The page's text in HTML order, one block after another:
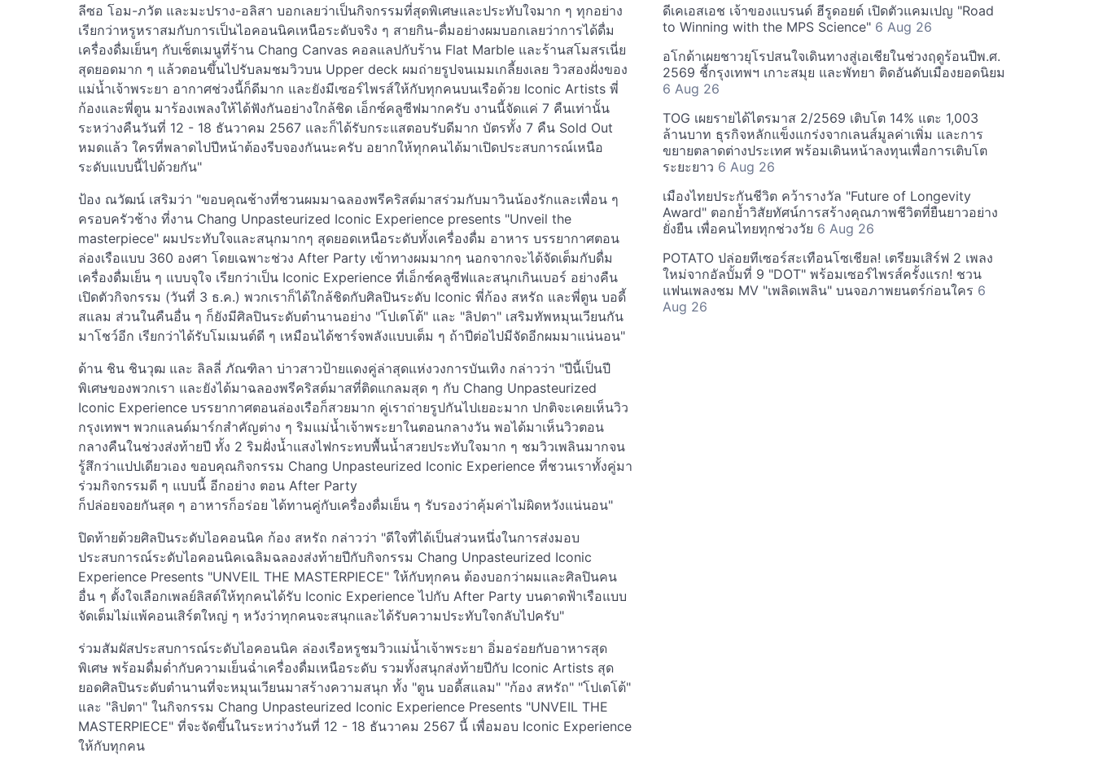
ลีซอ โอม-ภวัต และมะปราง-อลิสา บอกเลยว่าเป็นกิจกรรมที่สุดพิเศษและประทับใจมาก ๆ ทุกอย่าง
เรียกว่าหรูหราสมกับการเป็นไอคอนนิคเหนือระดับจริง ๆ สายกิน-ดื่มอย่างผมบอกเลยว่าการได้ดื่ม
เครื่องดื่มเย็นๆ กับเซ็ตเมนูที่ร้าน Chang Canvas คอลแลปกับร้าน Flat Marble และร้านสโมสรเนี่ย
สุดยอดมาก ๆ แล้วตอนขึ้นไปรับลมชมวิวบน Upper deck ผมถ่ายรูปจนเมมเกลี้ยงเลย วิวสองฝั่งของ
แม่น้ำเจ้าพระยา อากาศช่วงนี้ก็ดีมาก และยังมีเซอร์ไพรส์ให้กับทุกคนบนเรือด้วย Iconic Artists พี่
ก้องและพี่ตูน มาร้องเพลงให้ได้ฟังกันอย่างใกล้ชิด เอ็กซ์คลูซีฟมากครับ งานนี้จัดแค่ 7 คืนเท่านั้น
ระหว่างคืนวันที่ 12 - 18 ธันวาคม 2567 และก็ได้รับกระแสตอบรับดีมาก บัตรทั้ง 7 คืน Sold Out
หมดแล้ว ใครที่พลาดไปปีหน้าต้องรีบจองกันนะครับ อยากให้ทุกคนได้มาเปิดประสบการณ์เหนือ
ระดับแบบนี้ไปด้วยกัน"
ป้อง ณวัฒน์ เสริมว่า "ขอบคุณช้างที่ชวนผมมาฉลองพรีคริสต์มาสร่วมกับมาวินน้องรักและเพื่อน ๆ
ครอบครัวช้าง ที่งาน Chang Unpasteurized Iconic Experience presents "Unveil the
masterpiece" ผมประทับใจและสนุกมากๆ สุดยอดเหนือระดับทั้งเครื่องดื่ม อาหาร บรรยากาศตอน
ล่องเรือแบบ 360 องศา โดยเฉพาะช่วง After Party เข้าทางผมมากๆ นอกจากจะได้จัดเต็มกับดื่ม
เครื่องดื่มเย็น ๆ แบบจุใจ เรียกว่าเป็น Iconic Experience ที่เอ็กซ์คลูซีฟและสนุกเกินเบอร์ อย่างคืน
เปิดตัวกิจกรรม (วันที่ 3 ธ.ค.) พวกเราก็ได้ใกล้ชิดกับศิลปินระดับ Iconic พี่ก้อง สหรัถ และพี่ตูน บอดี้
สแลม ส่วนในคืนอื่น ๆ ก็ยังมีศิลปินระดับตำนานอย่าง "โปเตโต้" และ "ลิปตา" เสริมทัพหมุนเวียนกัน
มาโชว์อีก เรียกว่าได้รับโมเมนต์ดี ๆ เหมือนได้ชาร์จพลังแบบเต็ม ๆ ถ้าปีต่อไปมีจัดอีกผมมาแน่นอน"
ด้าน ชิน ชินวุฒ และ ลิลลี่ ภัณฑิลา บ่าวสาวป้ายแดงคู่ล่าสุดแห่งวงการบันเทิง กล่าวว่า "ปีนี้เป็นปี
พิเศษของพวกเรา และยังได้มาฉลองพรีคริสต์มาสที่ติดแกลมสุด ๆ กับ Chang Unpasteurized
Iconic Experience บรรยากาศตอนล่องเรือก็สวยมาก คู่เราถ่ายรูปกันไปเยอะมาก ปกติจะเคยเห็นวิว
กรุงเทพฯ พวกแลนด์มาร์กสำคัญต่าง ๆ ริมแม่น้ำเจ้าพระยาในตอนกลางวัน พอได้มาเห็นวิวตอน
กลางคืนในช่วงส่งท้ายปี ทั้ง 2 ริมฝั่งน้ำแสงไฟกระทบพื้นน้ำสวยประทับใจมาก ๆ ชมวิวเพลินมากจน
รู้สึกว่าแปปเดียวเอง ขอบคุณกิจกรรม Chang Unpasteurized Iconic Experience ที่ชวนเราทั้งคู่มา
ร่วมกิจกรรมดี ๆ แบบนี้ อีกอย่าง ตอน After Party
ก็ปล่อยจอยกันสุด ๆ อาหารก็อร่อย ได้ทานคู่กับเครื่องดื่มเย็น ๆ รับรองว่าคุ้มค่าไม่ผิดหวังแน่นอน"
ปิดท้ายด้วยศิลปินระดับไอคอนนิค ก้อง สหรัถ กล่าวว่า "ดีใจที่ได้เป็นส่วนหนึ่งในการส่งมอบ
ประสบการณ์ระดับไอคอนนิคเฉลิมฉลองส่งท้ายปีกับกิจกรรม Chang Unpasteurized Iconic
Experience Presents "UNVEIL THE MASTERPIECE" ให้กับทุกคน ต้องบอกว่าผมและศิลปินคน
อื่น ๆ ตั้งใจเลือกเพลย์ลิสต์ให้ทุกคนได้รับ Iconic Experience ไปกับ After Party บนดาดฟ้าเรือแบบ
จัดเต็มไม่แพ้คอนเสิร์ตใหญ่ ๆ หวังว่าทุกคนจะสนุกและได้รับความประทับใจกลับไปครับ"
ร่วมสัมผัสประสบการณ์ระดับไอคอนนิค ล่องเรือหรูชมวิวแม่น้ำเจ้าพระยา อิ่มอร่อยกับอาหารสุด
พิเศษ พร้อมดื่มด่ำกับความเย็นฉ่ำเครื่องดื่มเหนือระดับ รวมทั้งสนุกส่งท้ายปีกับ Iconic Artists สุด
ยอดศิลปินระดับตำนานที่จะหมุนเวียนมาสร้างความสนุก ทั้ง "ตูน บอดี้สแลม" "ก้อง สหรัถ" "โปเตโต้"
และ "ลิปตา" ในกิจกรรม Chang Unpasteurized Iconic Experience Presents "UNVEIL THE
MASTERPIECE" ที่จะจัดขึ้นในระหว่างวันที่ 12 - 18 ธันวาคม 2567 นี้ เพื่อมอบ Iconic Experience
ให้กับทุกคน
ดีเคเอสเอช เจ้าของแบรนด์ ฮีรูดอยด์ เปิดตัวแคมเปญ "Road
to Winning with the MPS Science" 6 Aug 26
อโกด้าเผยชาวยุโรปสนใจเดินทางสู่เอเชียในช่วงฤดูร้อนปีพ.ศ.
2569 ชี้กรุงเทพฯ เกาะสมุย และพัทยา ติดอันดับเมืองยอดนิยม
6 Aug 26
TOG เผยรายได้ไตรมาส 2/2569 เติบโต 14% แตะ 1,003
ล้านบาท ธุรกิจหลักแข็งแกร่งจากเลนส์มูลค่าเพิ่ม และการ
ขยายตลาดต่างประเทศ พร้อมเดินหน้าลงทุนเพื่อการเติบโต
ระยะยาว 6 Aug 26
เมืองไทยประกันชีวิต คว้ารางวัล "Future of Longevity
Award" ตอกย้ำวิสัยทัศน์การสร้างคุณภาพชีวิตที่ยืนยาวอย่าง
ยั่งยืน เพื่อคนไทยทุกช่วงวัย 6 Aug 26
POTATO ปล่อยทีเซอร์สะเทือนโซเชียล! เตรียมเสิร์ฟ 2 เพลง
ใหม่จากอัลบั้มที่ 9 "DOT" พร้อมเซอร์ไพรส์ครั้งแรก! ชวน
แฟนเพลงชม MV "เพลิดเพลิน" บนจอภาพยนตร์ก่อนใคร 6
Aug 26